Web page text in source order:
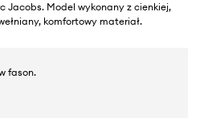
Jacobs. Model wykonany z cienkiej,
komfortowy materiał.
fason.